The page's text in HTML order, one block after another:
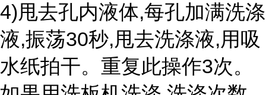
4)甩去孔内液体,每孔加满洗涤
液,振荡30秒,甩去洗涤液,用吸
水纸拍干。重复此操作3次。